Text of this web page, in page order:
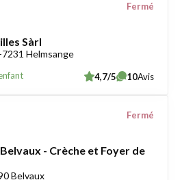
Sàrl
Helmsange
Fermé
4,7/5 10Avis
- Crèche et Foyer de
Belvaux
Fermé